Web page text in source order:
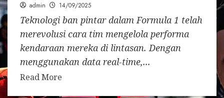
admin 14/09/2025
Teknologi ban pintar dalam Formula 1 telah
merevolusi cara tim mengelola performa
kendaraan mereka di lintasan. Dengan
menggunakan data real-time,...
Read More